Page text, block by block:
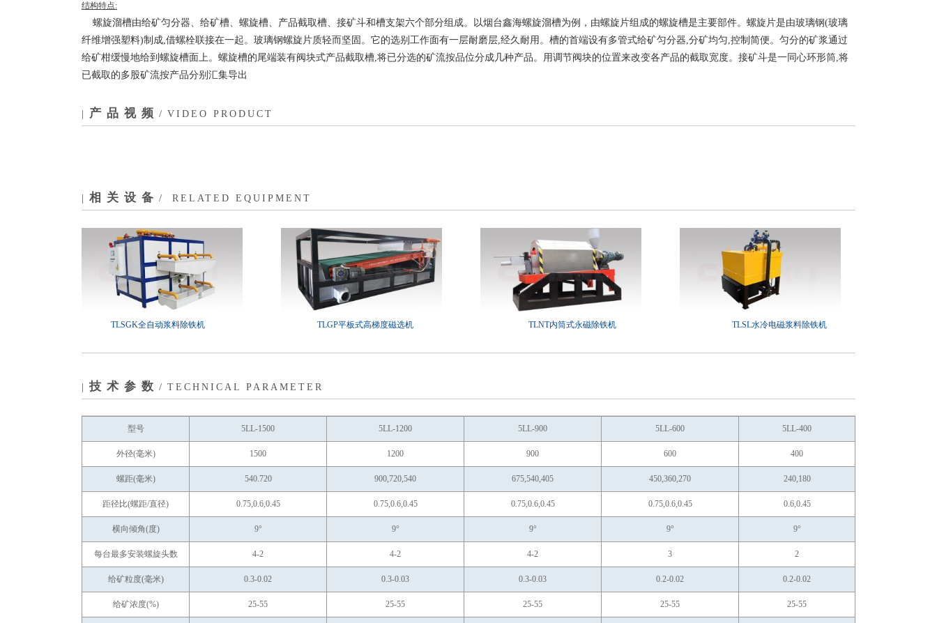
结构特点:
螺旋溜槽由给矿匀分器、给矿槽、螺旋槽、产品截取槽、接矿斗和槽支架六个部分组成。以烟台鑫海螺旋溜槽为例，由螺旋片组成的螺旋槽是主要部件。螺旋片是由玻璃钢(玻璃
纤维增强塑料)制成,借螺栓联接在一起。玻璃钢螺旋片质轻而坚固。它的选别工作面有一层耐磨层,经久耐用。槽的首端设有多管式给矿匀分器,分矿均匀,控制简便。匀分的矿浆通过
给矿柑缓慢地给到螺旋槽面上。螺旋槽的尾端装有阀块式产品截取槽,将已分选的矿流按品位分成几种产品。用调节阀块的位置来改变各产品的截取宽度。接矿斗是一同心环形筒,将
已截取的多股矿流按产品分别汇集导出
| 产品视频 / VIDEO PRODUCT
| 相关设备 / RELATED EQUIPMENT
TLSGK全自动浆料除铁机 TLGP平板式高梯度磁选机 TLNT内筒式永磁除铁机 TLSL水冷电磁浆料除铁机
| 技术参数 / TECHNICAL PARAMETER
型号 5LL-1500 5LL-1200 5LL-900 5LL-600 5LL-400
外径(毫米) 1500 1200 900 600 400
螺距(毫米) 540.720 900,720,540 675,540,405 450,360,270 240,180
距径比(螺距/直径) 0.75,0.6,0.45 0.75,0.6,0.45 0.75,0.6,0.45 0.75,0.6,0.45 0.6,0.45
横向倾角(度) 9° 9° 9° 9° 9°
每台最多安装螺旋头数 4-2 4-2 4-2 3 2
给矿粒度(毫米) 0.3-0.02 0.3-0.03 0.3-0.03 0.2-0.02 0.2-0.02
给矿浓度(%) 25-55 25-55 25-55 25-55 25-55